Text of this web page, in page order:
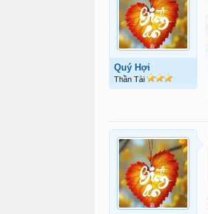
Quý Hợi
Thần Tài